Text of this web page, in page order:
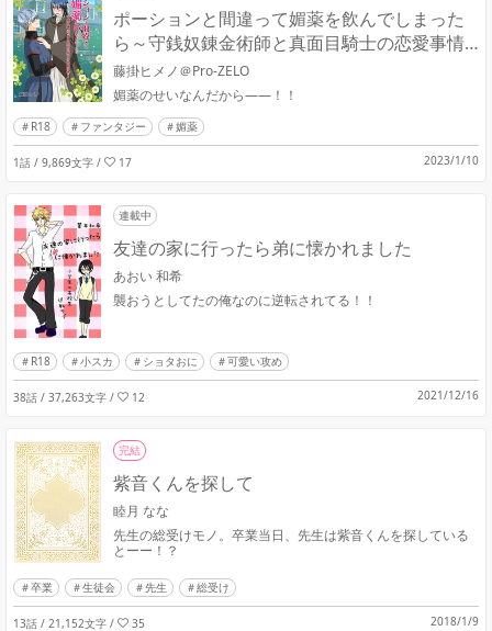
ポーションと間違って媚薬を飲んでしまった
ら～守銭奴錬金術師と真面目騎士の恋愛事情
～
藤掛ヒメノ＠Pro-ZELO
媚薬のせいなんだから――！！
R18 ファンタジー 媚薬
1話 / 9,869文字 / 17 2023/1/10
連載中
友達の家に行ったら弟に懐かれました
あおい 和希
襲おうとしてたの俺なのに逆転されてる！！
R18 小スカ ショタおに 可愛い攻め
38話 / 37,263文字 / 12 2021/12/16
完結
紫音くんを探して
睦月 なな
先生の総受けモノ。卒業当日、先生は紫音くんを探している
とーー！？
卒業 生徒会 先生 総受け
13話 / 21,152文字 / 35 2018/1/9